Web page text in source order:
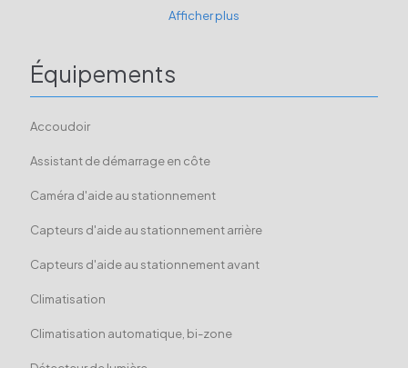
Afficher plus
Équipements
Accoudoir
Assistant de démarrage en côte
Caméra d'aide au stationnement
Capteurs d'aide au stationnement arrière
Capteurs d'aide au stationnement avant
Climatisation
Climatisation automatique, bi-zone